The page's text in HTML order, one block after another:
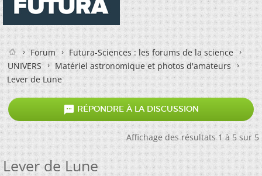
Forum
Futura-Sciences : les forums de la science
UNIVERS
Matériel astronomique et photos d'amateurs
Lever de Lune
 RÉPONDRE À LA DISCUSSION
Affichage des résultats 1 à 5 sur 5
Lever de Lune